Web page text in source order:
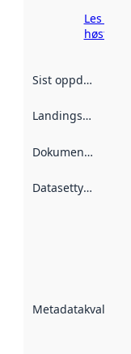
Les mer
høsting
Sist oppdatert
Landingsside
Dokumentasjon
Datasettype
Metadatakvalitet